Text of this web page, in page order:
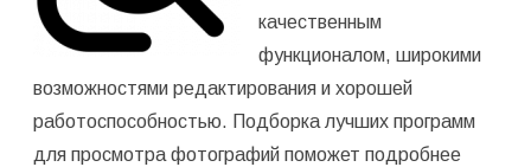
качественным
функционалом, широкими
возможностями редактирования и хорошей
работоспособностью. Подборка лучших программ
для просмотра фотографий поможет подробнее